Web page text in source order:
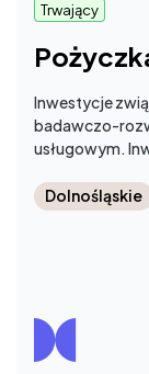
Trwający
Inwestycje
badawczo-
usługowym.
Dolnośląskie